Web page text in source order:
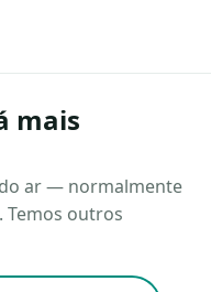
mais
ar — normalmente
outros